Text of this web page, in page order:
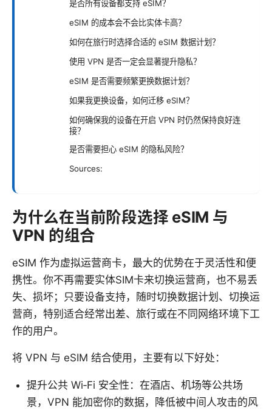
是否所有设备都支持 eSIM？
eSIM 的成本会不会比实体卡高？
如何在旅行时选择合适的 eSIM 数据计划？
使用 VPN 是否一定会显著提升隐私？
eSIM 是否需要频繁更换数据计划？
如果我更换设备，如何迁移 eSIM？
如何确保我的设备在开启 VPN 时仍然保持良好连
接？
是否需要担心 eSIM 的隐私风险？
Sources:
为什么在当前阶段选择 eSIM 与
VPN 的组合
eSIM 作为虚拟运营商卡，最大的优势在于灵活性和便
携性。你不再需要实体SIM卡来切换运营商，也不易丢
失、损坏；只要设备支持，随时切换数据计划、切换运
营商，特别适合经常出差、旅行或在不同网络环境下工
作的用户。
将 VPN 与 eSIM 结合使用，主要有以下好处：
提升公共 Wi‑Fi 安全性：在酒店、机场等公共场
景，VPN 能加密你的数据，降低被中间人攻击的风